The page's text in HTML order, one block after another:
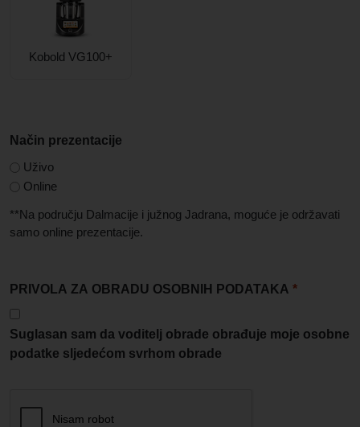
Kobold VG100+
Način prezentacije
Uživo
Online
**Na području Dalmacije i južnog Jadrana, moguće je održavati
samo online prezentacije.
PRIVOLA ZA OBRADU OSOBNIH PODATAKA *
Suglasan sam da voditelj obrade obrađuje moje osobne
podatke sljedećom svrhom obrade